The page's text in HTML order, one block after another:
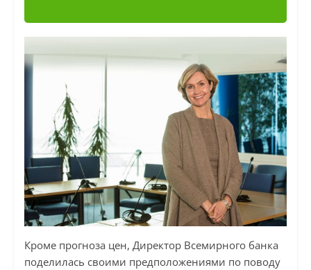
Кроме прогноза цен, Директор Всемирного банка
поделилась своими предположениями по поводу